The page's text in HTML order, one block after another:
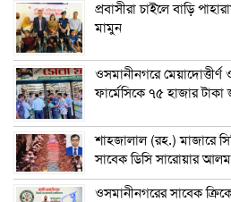
প্রবাসীরা চাইলে বাড়ি
মামুন
ওসমানীনগরে
ফার্মেসিকে ৭৫ হাজার টাকা
শাহজালাল (রহ.) মাজারে
সাবেক ডিসি সারোয়ার আলম
ওসমানীনগরের সাবেক